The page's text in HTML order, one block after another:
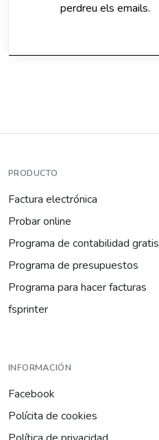
perdreu els emails.
PRODUCTO
Factura electrónica
Probar online
Programa de contabilidad gratis
Programa de presupuestos
Programa para hacer facturas
fsprinter
INFORMACIÓN
Facebook
Polícita de cookies